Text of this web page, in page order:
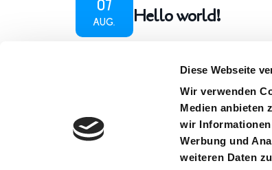
Diese Webseite
Wir verwenden
Medien anbieten
wir
Werbung und
weiteren Daten
07
AUG. Hello world!